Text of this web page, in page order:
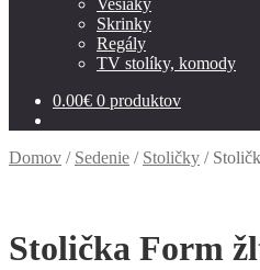
Vešiaky
Skrinky
Regály
TV stolíky, komody
0.00€ 0 produktov
Domov / Sedenie / Stoličky /
Stolička Form